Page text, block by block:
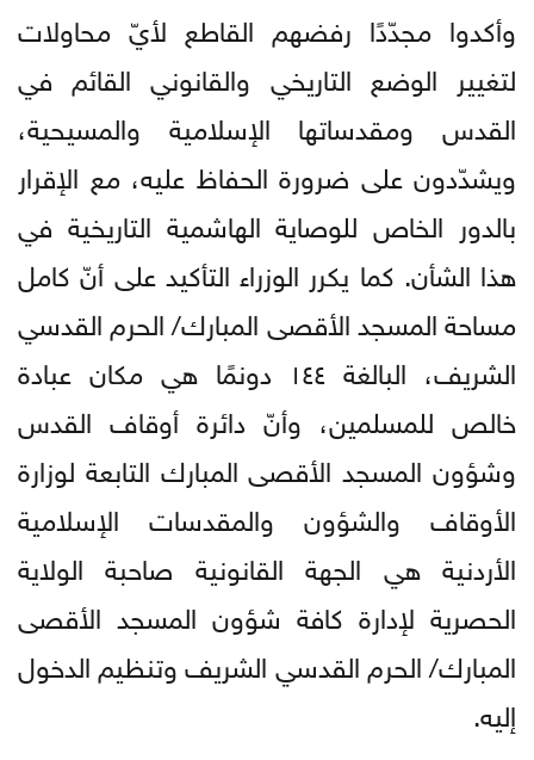
وأكدوا مجدّدًا رفضهم القاطع لأيّ محاولات
لتغيير الوضع التاريخي والقانوني القائم في
القدس ومقدساتها الإسلامية والمسيحية،
ويشدّدون على ضرورة الحفاظ عليه، مع الإقرار
بالدور الخاص للوصاية الهاشمية التاريخية في
هذا الشأن. كما يكرر الوزراء التأكيد على أنّ كامل
مساحة المسجد الأقصى المبارك/ الحرم القدسي
الشريف، البالغة ١٤٤ دونمًا هي مكان عبادة
خالص للمسلمين، وأنّ دائرة أوقاف القدس
وشؤون المسجد الأقصى المبارك التابعة لوزارة
الأوقاف والشؤون والمقدسات الإسلامية
الأردنية هي الجهة القانونية صاحبة الولاية
الحصرية لإدارة كافة شؤون المسجد الأقصى
المبارك/ الحرم القدسي الشريف وتنظيم الدخول
إليه.